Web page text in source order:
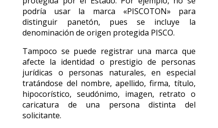
podría usar la marca «PISCOTON» para
distinguir panetón, pues se incluye la
denominación de origen protegida PISCO.
Tampoco se puede registrar una marca que
afecte la identidad o prestigio de personas
jurídicas o personas naturales, en especial
tratándose del nombre, apellido, firma, título,
hipocorístico, seudónimo, imagen, retrato o
caricatura de una persona distinta del
solicitante.